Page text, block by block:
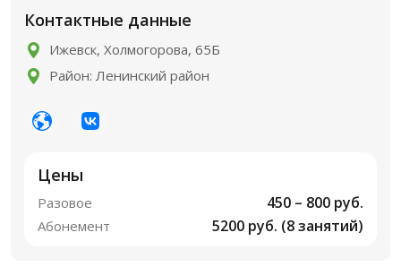
Контактные данные
Ижевск, Холмогорова, 65Б
Район: Ленинский район
Цены
Разовое 450 – 800 руб.
Абонемент 5200 руб. (8 занятий)